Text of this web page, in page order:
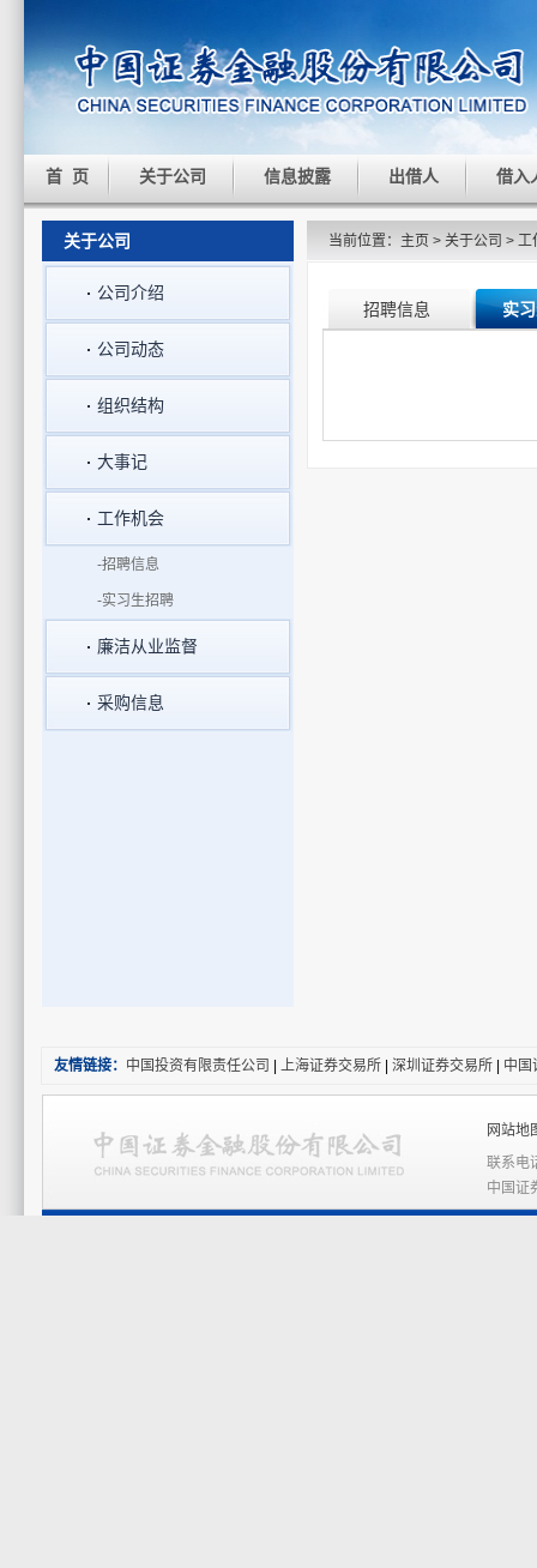
首 页 关于公司 信息披露 出借人 借入
关于公司
公司介绍
公司动态
组织结构
大事记
工作机会
-招聘信息
-实习生招聘
廉洁从业监督
采购信息
当前位置： 主页 > 关于公司 > 工
招聘信息 实
友情链接： 中国投资有限责任公司 上海证券交易所 深圳证券交易所 中国
网站地
联系电
中国证